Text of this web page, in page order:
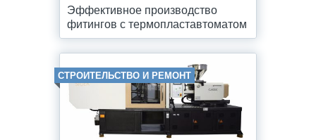
Эффективное производство
фитингов с термопластавтоматом
СТРОИТЕЛЬСТВО И РЕМОНТ